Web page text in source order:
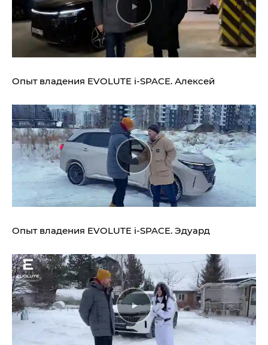
Опыт владения EVOLUTE i‑SPACE. Алексей
Опыт владения EVOLUTE i‑SPACE. Эдуард